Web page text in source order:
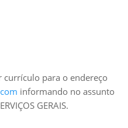
currículo para o endereço
informando no assunto
GERAIS.